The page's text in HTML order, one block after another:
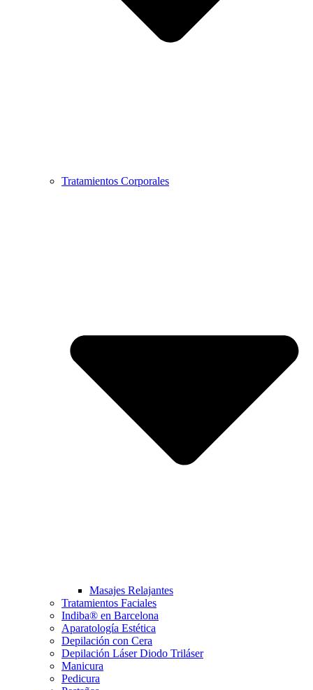
Tratamientos Corporales
Masajes Relajantes
Tratamientos Faciales
Indiba® en Barcelona
Aparatología Estética
Depilación con Cera
Depilación Láser Diodo Triláser
Manicura
Pedicura